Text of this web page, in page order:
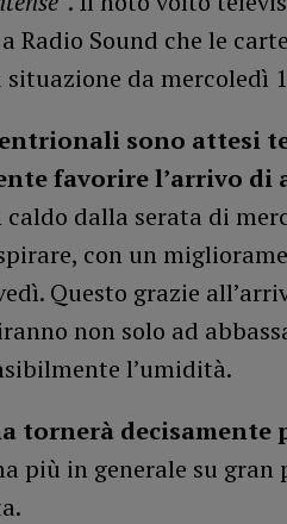
Radio Sound che le
situazione da mercoledì
sono attesi
favorire l’arrivo di
dalla serata di
con un
Questo grazie
non solo ad
l’umidità.
tornerà decisamente
più in generale su gran